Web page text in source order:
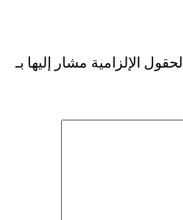
الحقول الإلزامية مشار إليها بـ